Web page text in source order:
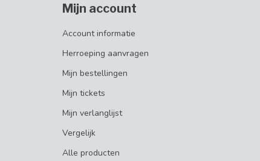
Mijn account
Account informatie
Herroeping aanvragen
Mijn bestellingen
Mijn tickets
Mijn verlanglijst
Vergelijk
Alle producten